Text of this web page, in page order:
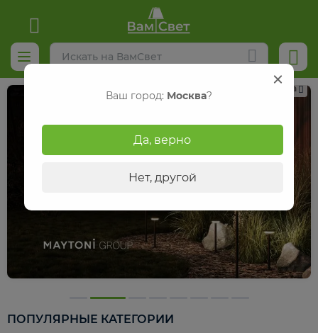
Реклама
ПОПУЛЯРНЫЕ КАТЕГОРИИ
Ваш город: Москва?
Да, верно
Нет, другой